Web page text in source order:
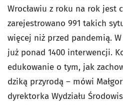
Wrocławiu z roku na rok jest
zarejestrowano 991 takich
więcej niż przed pandemią.
już ponad 1400 interwencji.
edukowanie o tym, jak
dziką przyrodą – mówi
dyrektorka Wydziału